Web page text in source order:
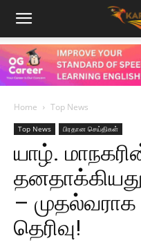
Home Top News
Top News பிரதான செய்திகள்
யாழ்.
தனதாக்கியது
–
தெரிவு!